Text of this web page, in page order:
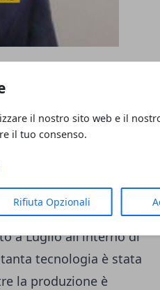
il nostro sito web e il
il tuo consenso.
Rifiuta Opzionali
fantascienza e
dell'hotel Henn-na. Alla
accogliere gli ospiti ed
di
cui verrà affidata la
72 camere. La notizia è
occidentali. L'hotel
a Luglio all'interno di
tecnologia è stata
la produzione è